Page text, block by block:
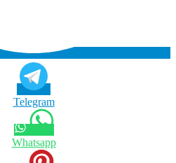
Telegram
Whatsapp